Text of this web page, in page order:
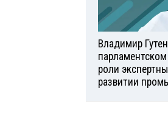
Владимир
роли
развитии